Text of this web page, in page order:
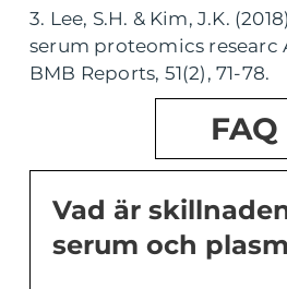
3. Lee, S.H. & Kim, J.K.
serum proteomics researc
BMB Reports, 51(2), 71-78.
FAQ
Vad är
serum och